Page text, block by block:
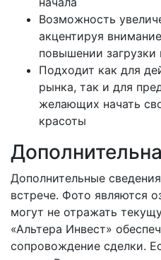
Возможность
акцентируя
повышении загрузки
Подходит как для
рынка, так и для
желающих начать
красоты
Дополнительные
встрече. Фото являются
могут не отражать
«Альтера Инвест»
сопровождение сделки.